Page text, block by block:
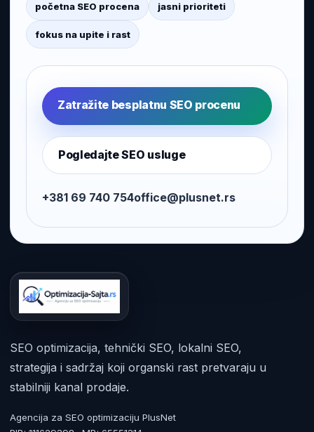
početna SEO procena jasni prioriteti
fokus na upite i rast
Zatražite besplatnu SEO procenu
Pogledajte SEO usluge
+381 69 740 754office@plusnet.rs
SEO optimizacija, tehnički SEO, lokalni SEO,
strategija i sadržaj koji organski rast pretvaraju u
stabilniji kanal prodaje.
Agencija za SEO optimizaciju PlusNet